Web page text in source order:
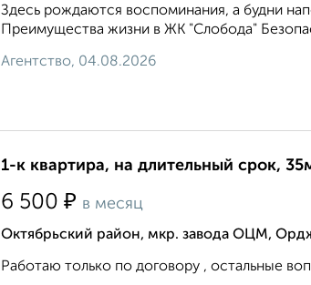
Здесь рождаются воспоминания, а будни
Преимущества жизни в ЖК "Слобода"
Агентство, 04.08.2026
1-к квартира, на длительный срок,
6 500 ₽ в месяц
Октябрьский район, мкр. завода ОЦМ,
Работаю только по договору , остальные